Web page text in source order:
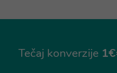
Tečaj konverzije